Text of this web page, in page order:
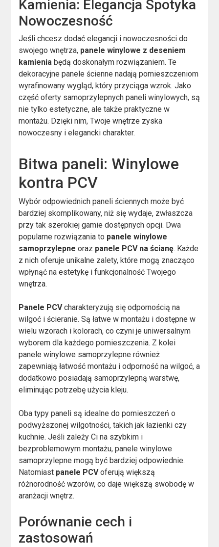
Kamienia: Elegancja Spotyka
Nowoczesność
Jeśli chcesz dodać elegancji i nowoczesności do
swojego wnętrza, panele winylowe z deseniem
kamienia będą doskonałym rozwiązaniem. Te
dekoracyjne panele ścienne nadają pomieszczeniom
wyrafinowany wygląd, który przyciąga wzrok. Jako
część oferty samoprzylepnych paneli winylowych, są
nie tylko estetyczne, ale także praktyczne w
montażu. Dzięki nim, Twoje wnętrze zyska
nowoczesny i elegancki charakter.
Bitwa paneli: Winylowe
kontra PCV
Wybór odpowiednich paneli ściennych może być
bardziej skomplikowany, niż się wydaje, zwłaszcza
przy tak szerokiej gamie dostępnych opcji. Dwa
popularne rozwiązania to panele winylowe
samoprzylepne oraz panele PCV na ścianę. Każde
z nich oferuje unikalne zalety, które mogą znacząco
wpłynąć na estetykę i funkcjonalność Twojego
wnętrza.
Panele PCVcharakteryzują się odpornością na
wilgoć i ścieranie. Są łatwe w montażu i dostępne w
wielu wzorach i kolorach, co czyni je uniwersalnym
wyborem dla każdego pomieszczenia. Z kolei
panele winylowe samoprzylepne również
zapewniają łatwość montażu i odporność na wilgoć, a
dodatkowo posiadają samoprzylepną warstwę,
eliminując potrzebę użycia kleju.
Oba typy paneli są idealne do pomieszczeń o
podwyższonej wilgotności, takich jak łazienki czy
kuchnie. Jeśli zależy Ci na szybkim i
bezproblemowym montażu, panele winylowe
samoprzylepne mogą być bardziej odpowiednie.
Natomiast panele PCVoferują większą
różnorodność wzorów, co daje większą swobodę w
aranżacji wnętrz.
Porównanie cech i
zastosowań